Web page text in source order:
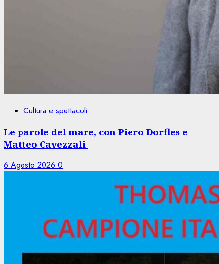
Cultura e spettacoli
Le parole del mare, con Piero Dorfles e
Matteo Cavezzali
6 Agosto 2026 0